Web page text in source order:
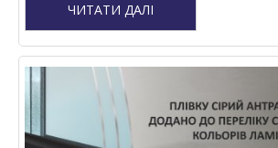
ЧИТАТИ ДАЛІ